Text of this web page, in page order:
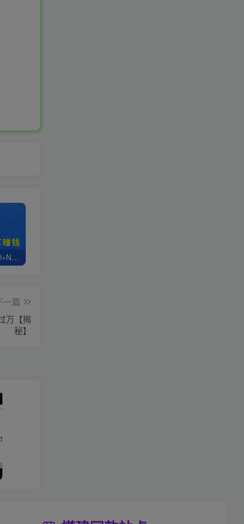
白菜价解锁20000+N个赚钱机会，加入轻创终点站会员，全站资源免费学习。
一篇
万【揭
秘】